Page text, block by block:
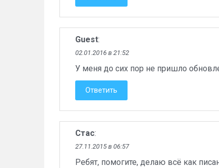
Guest:
02.01.2016 в 21:52
У меня до сих пор не пришло
Ответить
Стас:
27.11.2015 в 06:57
Ребят, помогите, делаю всё как